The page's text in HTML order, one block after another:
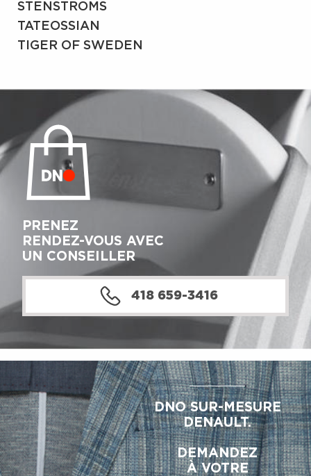
STENSTRÖMS
TATEOSSIAN
TIGER OF SWEDEN
PRENEZ
RENDEZ-VOUS AVEC
UN CONSEILLER
418 659-3416
DNO SUR-MESURE
DENAULT.
DEMANDEZ
À VOTRE